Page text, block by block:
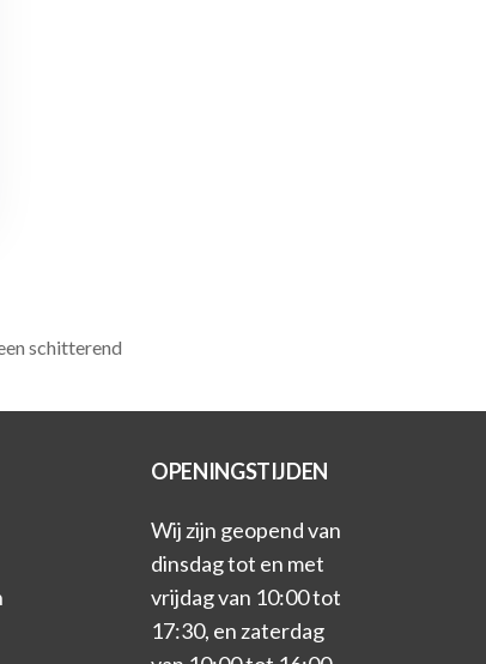
schitterend
OPENINGSTIJDEN
Wij zijn geopend van
dinsdag tot en met
vrijdag van 10:00 tot
17:30, en zaterdag